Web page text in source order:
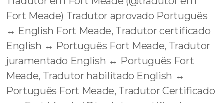
Fort Meade) Tradutor aprovado Português
↔️ English Fort Meade, Tradutor certificado
English ↔️ Português Fort Meade, Tradutor
juramentado English ↔️ Português Fort
Meade, Tradutor habilitado English ↔️
Português Fort Meade, Tradutor Certificado